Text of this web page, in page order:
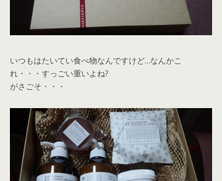
いつもはたいてい食べ物なんですけど…なんかこ
れ・・・すっごい重いよね?
がさごそ・・・